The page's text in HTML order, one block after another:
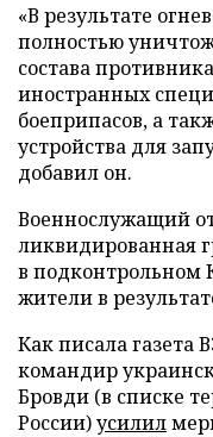
«В результате
полностью
состава
иностранных
боеприпасов, а
устройства для
добавил он.
Военнослужащий
ликвидированная
в подконтрольном
жители в
Как писала газета
командир
Бровди (в списке
России)усилил